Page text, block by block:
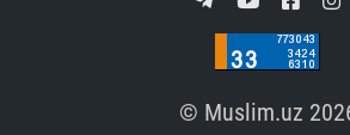
© Muslim.uz